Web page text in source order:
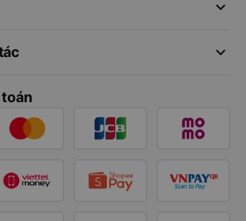
keyboard_arrow_down
keyboard_arrow_down